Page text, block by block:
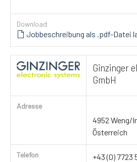
Download
Jobbeschreibung als .pdf-Datei
Ginzinger
GmbH
Adresse
4952 Weng/
Österreich
Telefon +43 (0) 7723